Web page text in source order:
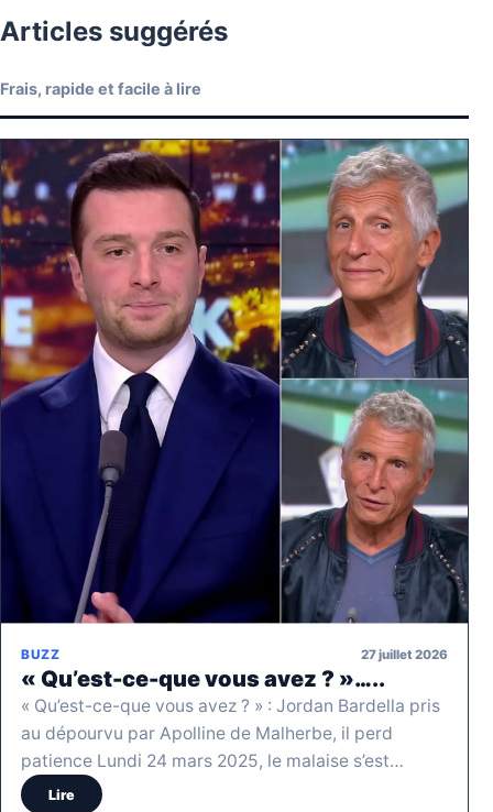
Articles suggérés
Frais, rapide et facile à lire
BUZZ 27 juillet 2026
« Qu’est-ce-que vous avez ? »…..
« Qu’est-ce-que vous avez ? » : Jordan Bardella pris
au dépourvu par Apolline de Malherbe, il perd
patience Lundi 24 mars 2025, le malaise s’est…
Lire